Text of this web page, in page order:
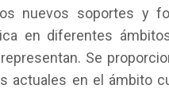
nuevos soportes y
en diferentes
Se
actuales en el ámbito